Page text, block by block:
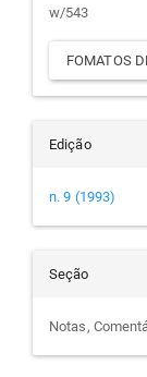
w/543
FOMATOS
Edição
n. 9 (1993)
Seção
Notas,